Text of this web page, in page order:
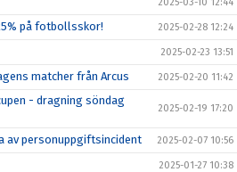
på fotbollsskor! 2025-02-28 12:24
2025-02-23 13:51
matcher från Arcus 2025-02-20 11:42
- dragning söndag
2025-02-19 17:20
av personuppgiftsincident 2025-02-07 10:56
2025-01-27 10:38